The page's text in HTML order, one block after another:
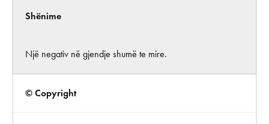
Shënime
Një negativ në gjendje shumë te mire.
© Copyright